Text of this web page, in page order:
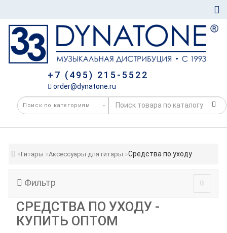
+7 (495) 215-5522
order@dynatone.ru
Гитары Аксессуары для гитары Средства по уходу
Фильтр
СРЕДСТВА ПО УХОДУ -
КУПИТЬ ОПТОМ